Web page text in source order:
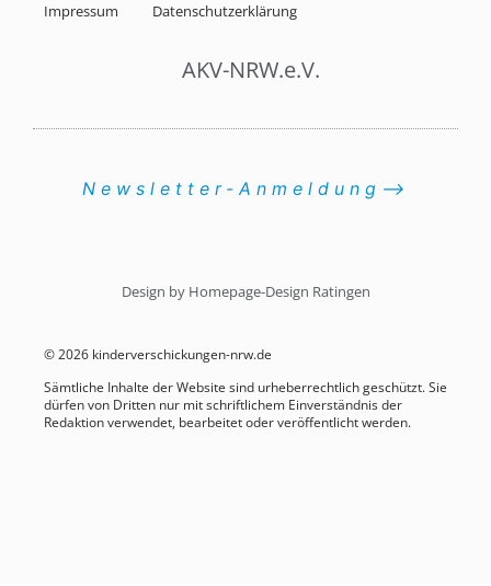
Impressum Datenschutzerklärung
AKV-NRW.e.V.
Newsletter-Anmeldung⟶
Design by Homepage-Design Ratingen
© 2026 kinderverschickungen-nrw.de
Sämtliche Inhalte der Website sind urheberrechtlich geschützt. Sie
dürfen von Dritten nur mit schriftlichem Einverständnis der
Redaktion verwendet, bearbeitet oder veröffentlicht werden.